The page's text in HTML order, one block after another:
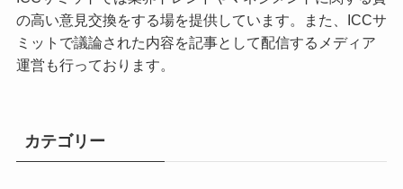
の高い意見交換をする場を提供しています。また、ICCサ
ミットで議論された内容を記事として配信するメディア
運営も行っております。
カテゴリー